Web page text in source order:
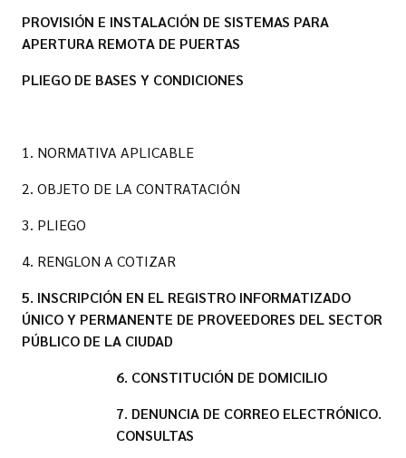
PROVISIÓN E INSTALACIÓN DE SISTEMAS PARA
APERTURA REMOTA DE PUERTAS
PLIEGO DE BASES Y CONDICIONES
1. NORMATIVA APLICABLE
2. OBJETO DE LA CONTRATACIÓN
3. PLIEGO
4. RENGLON A COTIZAR
5. INSCRIPCIÓN EN EL REGISTRO INFORMATIZADO
ÚNICO Y PERMANENTE DE PROVEEDORES DEL SECTOR
PÚBLICO DE LA CIUDAD
6. CONSTITUCIÓN DE DOMICILIO
7. DENUNCIA DE CORREO ELECTRÓNICO.
CONSULTAS